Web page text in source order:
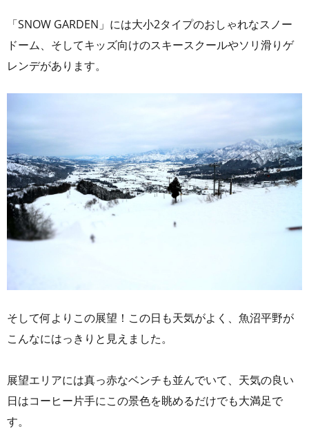
「SNOW GARDEN」には大小2タイプのおしゃれなスノー
ドーム、そしてキッズ向けのスキースクールやソリ滑りゲ
レンデがあります。
そして何よりこの展望！この日も天気がよく、魚沼平野が
こんなにはっきりと見えました。
展望エリアには真っ赤なベンチも並んでいて、天気の良い
日はコーヒー片手にこの景色を眺めるだけでも大満足で
す。